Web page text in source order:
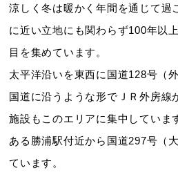
涼しく冬は暖かく年間を通じて過
に近い立地にも関わらず100年以
目を集めています。
太平洋沿いを東西に国道128号（
国道に沿うような形でＪＲ外房線
施設もこのエリアに集中していま
ある勝浦駅付近から国道297号（
ています。